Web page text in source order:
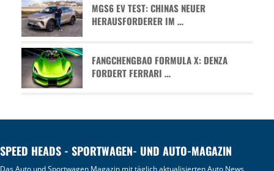
MGS6 EV TEST: CHINAS NEUER
HERAUSFORDERER IM …
FANGCHENGBAO FORMULA X: DENZA
FORDERT FERRARI …
SPEED HEADS - SPORTWAGEN- UND AUTO-MAGAZIN